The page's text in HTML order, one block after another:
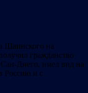
Шаинского на
гражданство
Диего, имел вид на
Россию и с